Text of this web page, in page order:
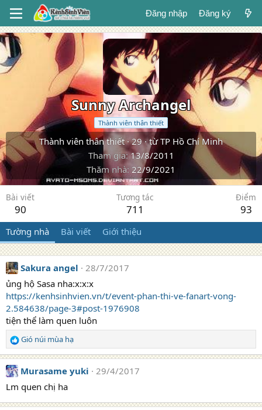
Đăng nhập Đăng ký
Sunny Archangel
Thành viên thân thiết
Thành viên thân thiết ·29·từTP Hồ Chí Minh
Tham gia 13/8/2011
Thăm nhà 22/9/2021
Bài viết
90
Tương tác
711
Điểm
93
Tường nhà Bài viết Giới thiệu
Sakura angel
28/7/2017
ủng hộ Sasa nha:x:x:x
https://kenhsinhvien.vn/t/event-phan-thi-ve-fanart-vong-
2.584638/page-3#post-1976908
tiện thể làm quen luôn
R
e
a
c
t
o
Gió núi mùa hạ
Murasame yuki
29/4/2017
Lm quen chị ha